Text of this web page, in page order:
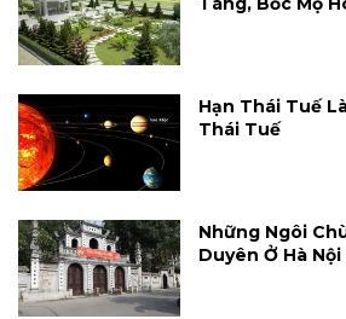
Hạn Thái Tuế
Thái Tuế
Những Ngôi
Duyên Ở Hà Nội